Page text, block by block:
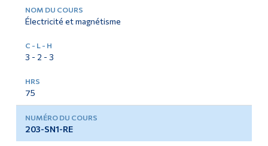
Électricité et magnétisme
3 - 2 - 3
75
203-SN1-RE